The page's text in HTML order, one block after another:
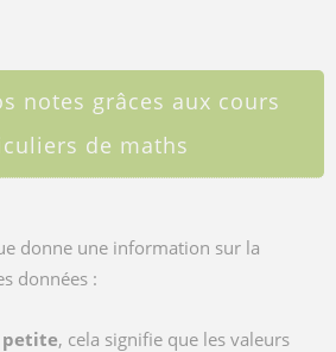
notes grâces aux cours
de maths
donne une information sur la
données :
petite, cela signifie que les valeurs